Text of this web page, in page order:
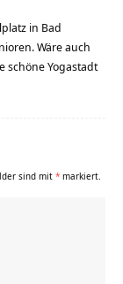
in Bad
Wäre auch
schöne Yogastadt
sind mit * markiert.